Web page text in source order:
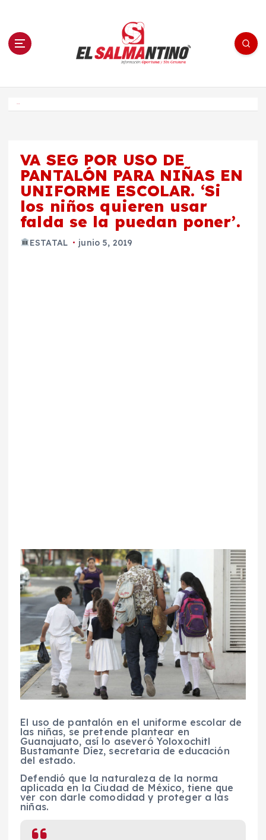
n El Salmantino - medios/noticias/editorial
VA SEG POR USO DE
PANTALÓN PARA NIÑAS EN
UNIFORME ESCOLAR. ‘Si
los niños quieren usar
falda se la puedan poner’.
ESTATAL junio 5, 2019
El uso de pantalón en el uniforme escolar de
las niñas, se pretende plantear en
Guanajuato, así lo aseveró Yoloxochitl
Bustamante Díez, secretaria de educación
del estado.
Defendió que la naturaleza de la norma
aplicada en la Ciudad de México, tiene que
ver con darle comodidad y proteger a las
niñas.